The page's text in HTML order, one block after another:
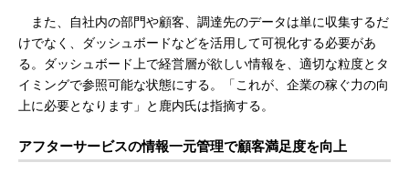
また、自社内の部門や顧客、調達先のデータは単に収集するだ
けでなく、ダッシュボードなどを活用して可視化する必要があ
る。ダッシュボード上で経営層が欲しい情報を、適切な粒度とタ
イミングで参照可能な状態にする。「これが、企業の稼ぐ力の向
上に必要となります」と鹿内氏は指摘する。
アフターサービスの情報一元管理で顧客満足度を向上